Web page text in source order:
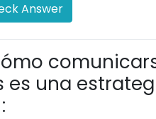
Answer
es una